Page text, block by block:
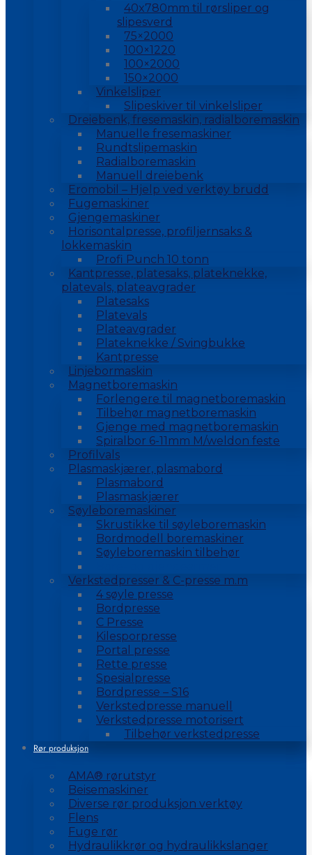
40x780mm til rørsliper og
slipesverd
75×2000
100×1220
100×2000
150×2000
Vinkelsliper
Slipeskiver til vinkelsliper
Dreiebenk, fresemaskin, radialboremaskin
Manuelle fresemaskiner
Rundtslipemaskin
Radialboremaskin
Manuell dreiebenk
Eromobil – Hjelp ved verktøy brudd
Fugemaskiner
Gjengemaskiner
Horisontalpresse, profiljernsaks &
lokkemaskin
Profi Punch 10 tonn
Kantpresse, platesaks, plateknekke,
platevals, plateavgrader
Platesaks
Platevals
Plateavgrader
Plateknekke / Svingbukke
Kantpresse
Linjebormaskin
Magnetboremaskin
Forlengere til magnetboremaskin
Tilbehør magnetboremaskin
Gjenge med magnetboremaskin
Spiralbor 6-11mm M/weldon feste
Profilvals
Plasmaskjærer, plasmabord
Plasmabord
Plasmaskjærer
Søyleboremaskiner
Skrustikke til søyleboremaskin
Bordmodell boremaskiner
Søyleboremaskin tilbehør
Verkstedpresser & C-presse m.m
4 søyle presse
Bordpresse
C Presse
Kilesporpresse
Portal presse
Rette presse
Spesialpresse
Bordpresse – S16
Verkstedpresse manuell
Verkstedpresse motorisert
Tilbehør verkstedpresse
Rør produksjon
AMA® rørutstyr
Beisemaskiner
Diverse rør produksjon verktøy
Flens
Fuge rør
Hydraulikkrør og hydraulikkslanger